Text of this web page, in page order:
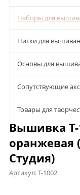
Наборы для
Нитки для
Основы для
Сопутствующие
Товары для
Вышивка Т-
оранжевая
Студия)
Артикул:Т-1002